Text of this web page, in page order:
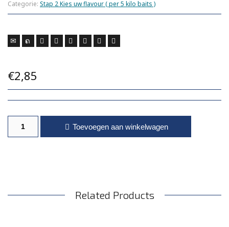
Categorie: Stap 2 Kies uw flavour ( per 5 kilo baits )
€2,85
Kruiden flavour aantalToevoegen aan winkelwagen
Related Products